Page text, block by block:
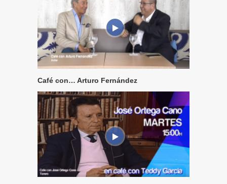
Café con… Arturo Fernández